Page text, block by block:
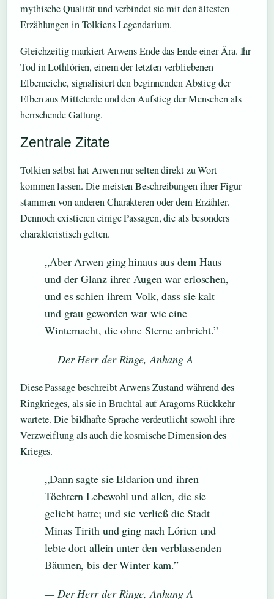
mythische Qualität und verbindet sie mit den ältesten
Erzählungen in Tolkiens Legendarium.
Gleichzeitig markiert Arwens Ende das Ende einer Ära. Ihr
Tod in Lothlórien, einem der letzten verbliebenen
Elbenreiche, signalisiert den beginnenden Abstieg der
Elben aus Mittelerde und den Aufstieg der Menschen als
herrschende Gattung.
Zentrale Zitate
Tolkien selbst hat Arwen nur selten direkt zu Wort
kommen lassen. Die meisten Beschreibungen ihrer Figur
stammen von anderen Charakteren oder dem Erzähler.
Dennoch existieren einige Passagen, die als besonders
charakteristisch gelten.
„Aber Arwen ging hinaus aus dem Haus
und der Glanz ihrer Augen war erloschen,
und es schien ihrem Volk, dass sie kalt
und grau geworden war wie eine
Winternacht, die ohne Sterne anbricht.”
— Der Herr der Ringe, Anhang A
Diese Passage beschreibt Arwens Zustand während des
Ringkrieges, als sie in Bruchtal auf Aragorns Rückkehr
wartete. Die bildhafte Sprache verdeutlicht sowohl ihre
Verzweiflung als auch die kosmische Dimension des
Krieges.
„Dann sagte sie Eldarion und ihren
Töchtern Lebewohl und allen, die sie
geliebt hatte; und sie verließ die Stadt
Minas Tirith und ging nach Lórien und
lebte dort allein unter den verblassenden
Bäumen, bis der Winter kam.”
— Der Herr der Ringe, Anhang A